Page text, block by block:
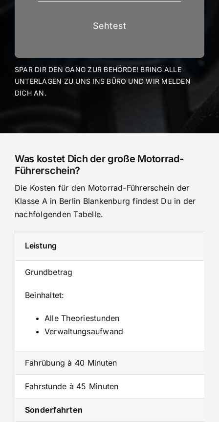
Sehtest
SPAR DIR DEN GANG ZUR BEHÖRDE! BRING ALLE
UNTERLAGEN ZU UNS INS BÜRO UND WIR MELDEN
DICH AN.
Was kostet Dich der große Motorrad-
Führerschein?
Die Kosten für den Motorrad-Führerschein der
Klasse A in Berlin Blankenburg findest Du in der
nachfolgenden Tabelle.
Leistung
Grundbetrag
Beinhaltet:
Alle Theoriestunden
Verwaltungsaufwand
Fahrübung à 40 Minuten
Fahrstunde à 45 Minuten
Sonderfahrten